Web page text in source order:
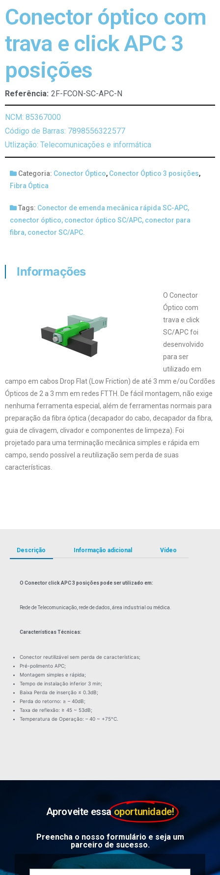
Conector óptico com
trava e click APC 3
posições
Referência: 2F-FCON-SC-APC-N
NCM: 85367000
Código de Barras: 7898556322577
Utlização: Telecomunicações e informática
Categoria: Conector Óptico, Conector Óptico 3 posições,
Fibra Óptica
Tags: Conector de emenda mecânica rápida SC-APC,
conector óptico, conector óptico SC/APC, conector para
fibra, conector SC/APC.
Informações
O Conector
Óptico com
trava e click
SC/APC foi
desenvolvido
para ser
utilizado em
campo em cabos Drop Flat (Low Friction) de até 3 mm e/ou Cordões
Ópticos de 2 a 3 mm em redes FTTH. De fácil montagem, não exige
nenhuma ferramenta especial, além de ferramentas normais para
preparação da fibra óptica (decapador do cabo, decapador da fibra,
guia de clivagem, clivador e componentes de limpeza). Foi
projetado para uma terminação mecânica simples e rápida em
campo, sendo possível a reutilização sem perda de suas
características.
Descrição Informação adicional Vídeo
O Conector click APC 3 posições pode ser utilizado em:
Rede de Telecomunicação, rede de dados, área industrial ou médica.
Características Técnicas:
Conector reutilizável sem perda de características;
Pré-polimento APC;
Montagem simples e rápida;
Tempo de instalação inferior 3 min;
Baixa Perda de inserção ≤ 0.3dB;
Perda do retorno: ≥ – 40dB;
Taxa de reflexão: ≥ 45 ~ 53dB;
Temperatura de Operação: – 40 ~ +75°C.
Aproveite essa oportunidade!
Preencha o nosso formulário e seja um
parceiro de sucesso.